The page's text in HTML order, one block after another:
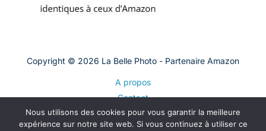
Copyright © 2026 La Belle Photo - Partenaire Amazon
A propos
Contact
Plan du site
Mentions légales
Nous utilisons des cookies pour vous garantir la meilleure
expérience sur notre site web. Si vous continuez à utiliser ce